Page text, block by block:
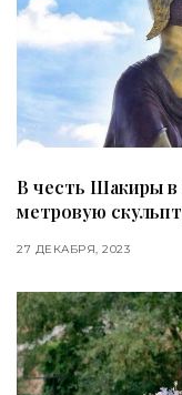
В честь Шакиры
метровую
27 ДЕКАБРЯ, 2023